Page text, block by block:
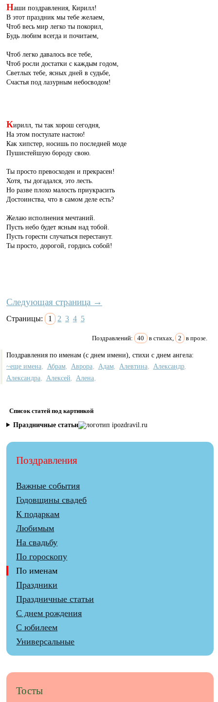
Наши поздравления, Кирилл!
В этот праздник мы тебе желаем,
Чтоб весь мир легко ты покорил,
Будь любим всегда и почитаем,
Чтоб легко давалось все тебе,
Чтоб росли достатки с каждым годом,
Светлых тебе, ясных дней в судьбе,
Счастья под лазурным небосводом!
Кирилл, ты так хорош сегодня,
На этом постулате настою!
Как хипстер, носишь по последней моде
Пушистейшую бороду свою.
Ты просто превосходен и прекрасен!
Хотя, ты догадался, это лесть.
Но разве плохо малость приукрасить
Достоинства, что в самом деле есть?
Желаю исполнения мечтаний.
Пусть небо будет ясным над тобой.
Пусть горести случаться перестанут.
Ты просто, дорогой, гордись собой!
Следующая страница →
Страницы: 1 2 3 4 5
Поздравлений: 40 в стихах, 2 в прозе.
Поздравления по именам (с днем имени), стихи с днем ангела:
~еще имена
Абрам Аврора Адам Алевтина Александр
Александра Алексей Алена
Список статей под картинкой
Праздничные статьи
Поздравления
Важные события
Годовщины свадеб
К подаркам
Любимым
На свадьбу
По гороскопу
По именам
Праздники
Праздничные статьи
С днем рождения
С юбилеем
Универсальные
Тосты